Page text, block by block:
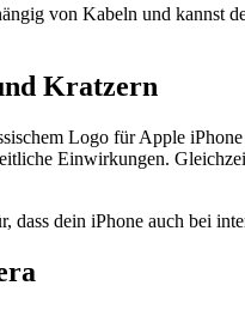
von Kabeln und kannst
Kratzern
Logo für Apple
Einwirkungen.
dein iPhone auch bei